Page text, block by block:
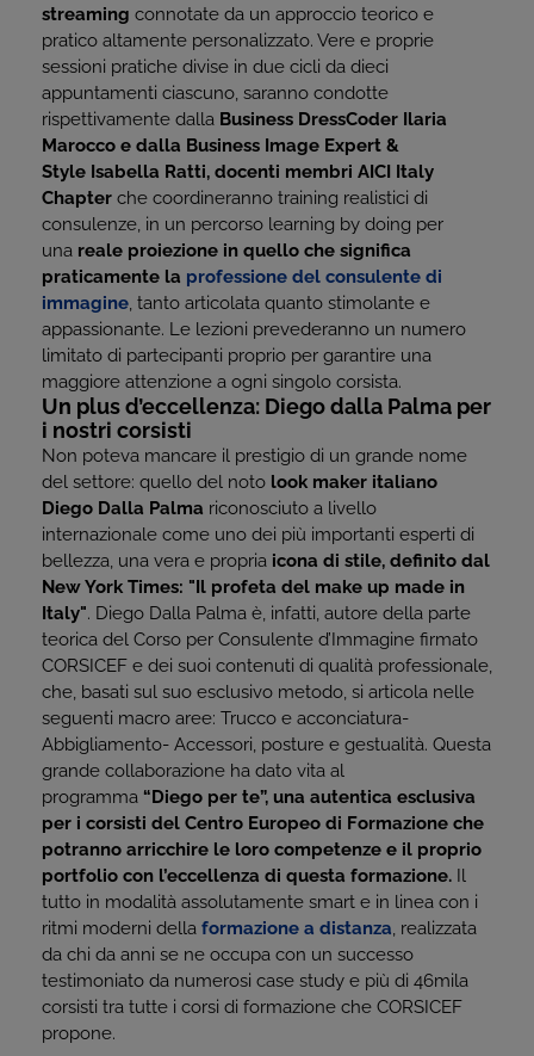
streaming connotate da un approccio teorico e
pratico altamente personalizzato. Vere e proprie
sessioni pratiche divise in due cicli da dieci
appuntamenti ciascuno, saranno condotte
rispettivamente dalla Business DressCoder Ilaria
Marocco e dalla Business Image Expert &
Style Isabella Ratti, docenti membri AICI Italy
Chapter che coordineranno training realistici di
consulenze, in un percorso learning by doing per
una reale proiezione in quello che significa
praticamente la professione del consulente di
immagine, tanto articolata quanto stimolante e
appassionante. Le lezioni prevederanno un numero
limitato di partecipanti proprio per garantire una
maggiore attenzione a ogni singolo corsista.
Un plus d’eccellenza: Diego dalla Palma per
i nostri corsisti
Non poteva mancare il prestigio di un grande nome
del settore: quello del noto look maker italiano
Diego Dalla Palma riconosciuto a livello
internazionale come uno dei più importanti esperti di
bellezza, una vera e propria icona di stile, definito dal
New York Times: "Il profeta del make up made in
Italy". Diego Dalla Palma è, infatti, autore della parte
teorica del Corso per Consulente d’Immagine firmato
CORSICEF e dei suoi contenuti di qualità professionale,
che, basati sul suo esclusivo metodo, si articola nelle
seguenti macro aree: Trucco e acconciatura-
Abbigliamento- Accessori, posture e gestualità. Questa
grande collaborazione ha dato vita al
programma “Diego per te”, una autentica esclusiva
per i corsisti del Centro Europeo di Formazione che
potranno arricchire le loro competenze e il proprio
portfolio con l’eccellenza di questa formazione. Il
tutto in modalità assolutamente smart e in linea con i
ritmi moderni della formazione a distanza, realizzata
da chi da anni se ne occupa con un successo
testimoniato da numerosi case study e più di 46mila
corsisti tra tutte i corsi di formazione che CORSICEF
propone.